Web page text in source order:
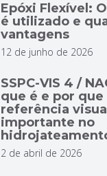
Epóxi Flexível:
é utilizado e
vantagens
12 de junho de 2026
SSPC-VIS 4 /
que é e por que
referência
importante no
2 de abril de 2026